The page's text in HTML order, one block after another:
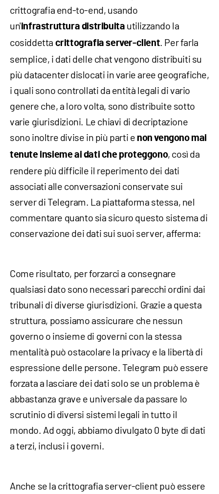
crittografia end-to-end, usando
un'infrastruttura distribuita utilizzando la
cosiddetta crittografia server-client. Per farla
semplice, i dati delle chat vengono distribuiti su
più datacenter dislocati in varie aree geografiche,
i quali sono controllati da entità legali di vario
genere che, a loro volta, sono distribuite sotto
varie giurisdizioni. Le chiavi di decriptazione
sono inoltre divise in più parti e non vengono mai
tenute insieme ai dati che proteggono, così da
rendere più difficile il reperimento dei dati
associati alle conversazioni conservate sui
server di Telegram. La piattaforma stessa, nel
commentare quanto sia sicuro questo sistema di
conservazione dei dati sui suoi server, afferma:
Come risultato, per forzarci a consegnare
qualsiasi dato sono necessari parecchi ordini dai
tribunali di diverse giurisdizioni. Grazie a questa
struttura, possiamo assicurare che nessun
governo o insieme di governi con la stessa
mentalità può ostacolare la privacy e la libertà di
espressione delle persone. Telegram può essere
forzata a lasciare dei dati solo se un problema è
abbastanza grave e universale da passare lo
scrutinio di diversi sistemi legali in tutto il
mondo. Ad oggi, abbiamo divulgato 0 byte di dati
a terzi, inclusi i governi.
Anche se la crittografia server-client può essere